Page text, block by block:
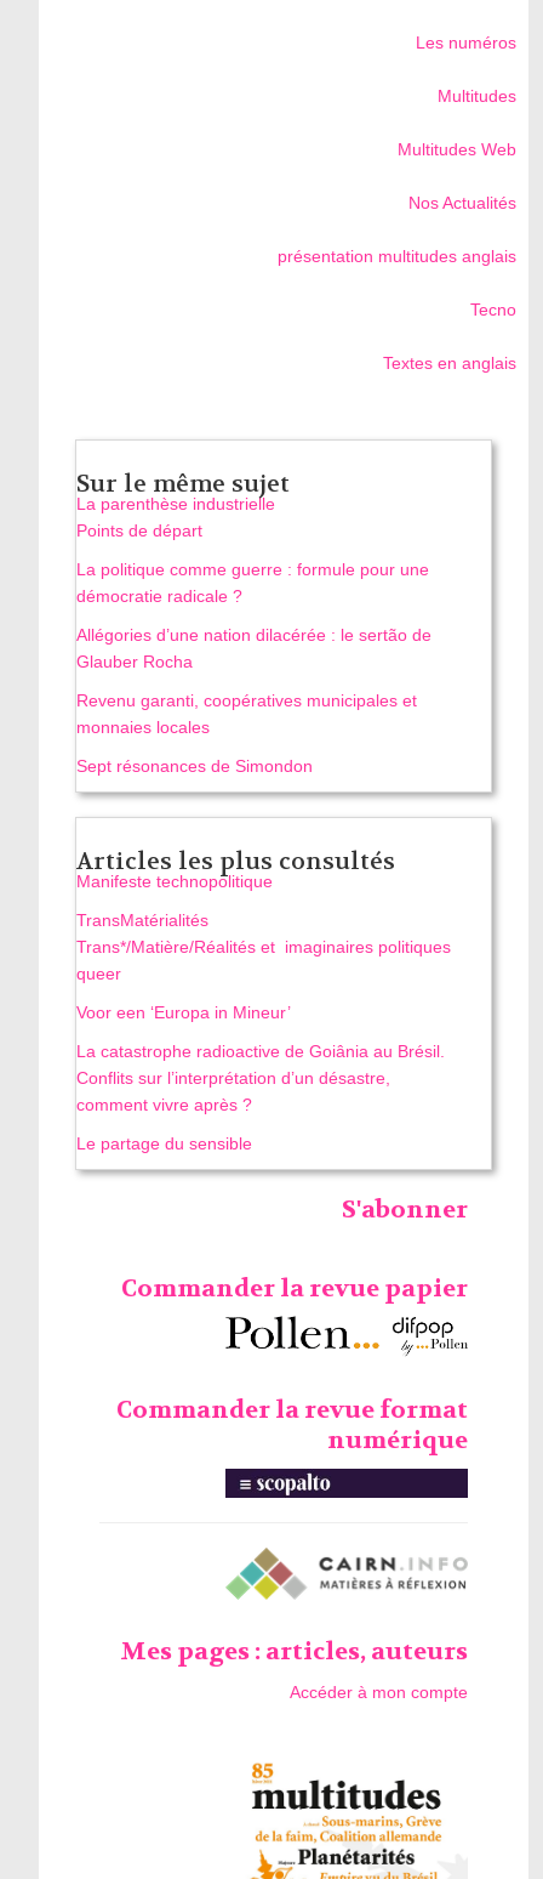
Les numéros
Multitudes
Multitudes Web
Nos Actualités
présentation multitudes anglais
Tecno
Textes en anglais
Sur le même sujet
La parenthèse industrielle
Points de départ
La politique comme guerre : formule pour une
démocratie radicale ?
Allégories d’une nation dilacérée : le sertão de
Glauber Rocha
Revenu garanti, coopératives municipales et
monnaies locales
Sept résonances de Simondon
Articles les plus consultés
Manifeste technopolitique
TransMatérialités
Trans*/Matière/Réalités et imaginaires politiques
queer
Voor een ‘Europa in Mineur’
La catastrophe radioactive de Goiânia au Brésil.
Conflits sur l’interprétation d’un désastre,
comment vivre après ?
Le partage du sensible
S'abonner
Commander la revue papier
Commander la revue format
numérique
Mes pages : articles, auteurs
Accéder à mon compte